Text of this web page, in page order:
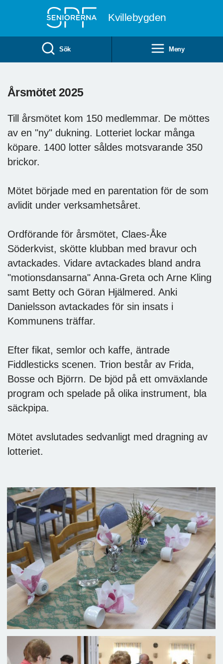
Kvillebygden
Sök Meny
Årsmötet 2025
Till årsmötet kom 150 medlemmar. De möttes
av en "ny" dukning. Lotteriet lockar många
köpare. 1400 lotter såldes motsvarande 350
brickor.
Mötet började med en parentation för de som
avlidit under verksamhetsåret.
Ordförande för årsmötet, Claes-Åke
Söderkvist, skötte klubban med bravur och
avtackades. Vidare avtackades bland andra
"motionsdansarna" Anna-Greta och Arne Kling
samt Betty och Göran Hjälmered. Anki
Danielsson avtackades för sin insats i
Kommunens träffar.
Efter fikat, semlor och kaffe, äntrade
Fiddlesticks scenen. Trion består av Frida,
Bosse och Björrn. De bjöd på ett omväxlande
program och spelade på olika instrument, bla
säckpipa.
Mötet avslutades sedvanligt med dragning av
lotteriet.